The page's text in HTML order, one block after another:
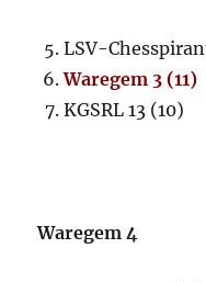
LSV-
Waregem 3 (11)
KGSRL 13 (10)
Waregem 4